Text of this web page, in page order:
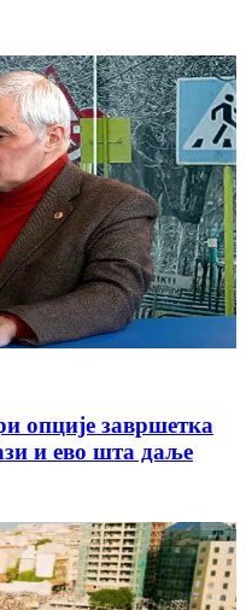
опције завршетка
и ево шта даље